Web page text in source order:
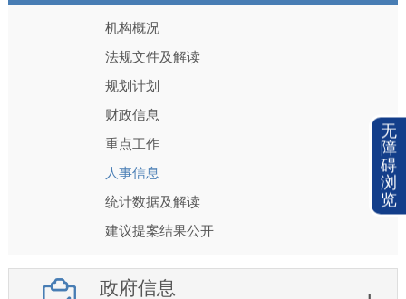
机构概况
法规文件及解读
规划计划
财政信息
重点工作
人事信息
统计数据及解读
建议提案结果公开
政府信息
无
障
碍
浏
览